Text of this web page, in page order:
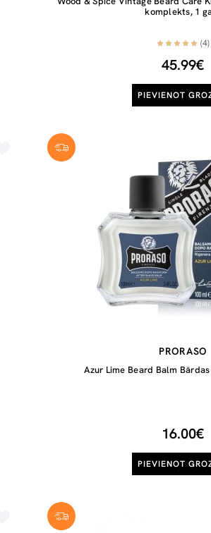
komplekts, 1
(4)
45.99€
PIEVIENOT
PRORASO
Azur Lime Beard Balm
16.00€
PIEVIENOT